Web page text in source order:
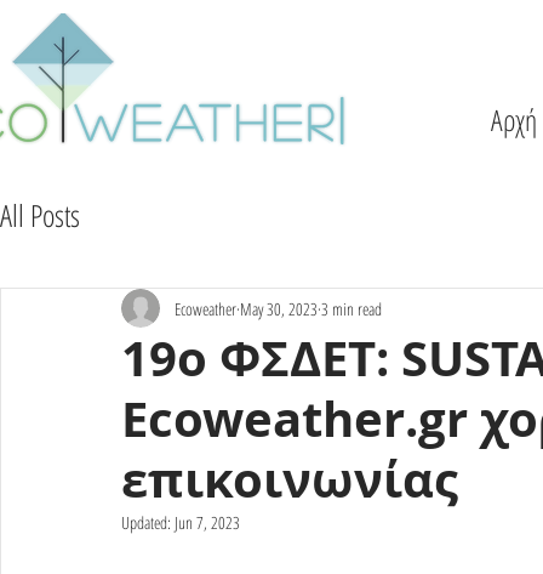
Αρχή
All Posts
19ο ΦΣΔΕΤ:
Ecoweather.gr
επικοινωνίας
Ecoweather May 30, 2023 3 min read
Updated: Jun 7, 2023